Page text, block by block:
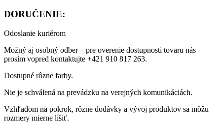
DORUČENIE:
Odoslanie kuriérom
Možný aj osobný odber – pre overenie dostupnosti tovaru nás
prosím vopred kontaktujte +421 910 817 263.
Dostupné rôzne farby.
Nie je schválená na prevádzku na verejných komunikáciách.
Vzhľadom na pokrok, rôzne dodávky a vývoj produktov sa môžu
rozmery mierne líšiť.